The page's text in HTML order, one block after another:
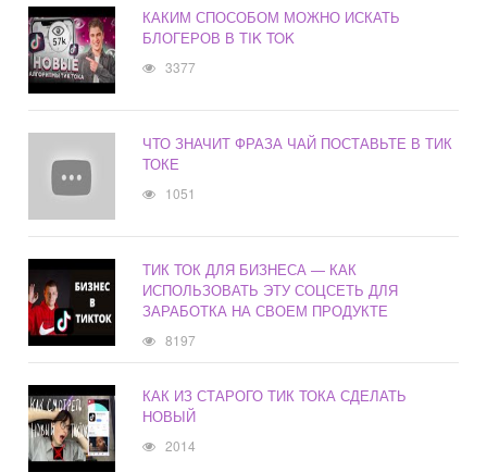
КАКИМ СПОСОБОМ МОЖНО ИСКАТЬ
БЛОГЕРОВ В TIK TOK
3377
ЧТО ЗНАЧИТ ФРАЗА ЧАЙ ПОСТАВЬТЕ В ТИК
ТОКЕ
1051
ТИК ТОК ДЛЯ БИЗНЕСА — КАК
ИСПОЛЬЗОВАТЬ ЭТУ СОЦСЕТЬ ДЛЯ
ЗАРАБОТКА НА СВОЕМ ПРОДУКТЕ
8197
КАК ИЗ СТАРОГО ТИК ТОКА СДЕЛАТЬ
НОВЫЙ
2014